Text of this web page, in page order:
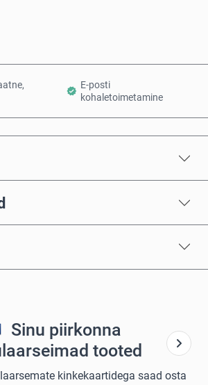
E-posti
kohaletoimetamine
Sinu piirkonna
tooted
kinkekaartidega saad osta